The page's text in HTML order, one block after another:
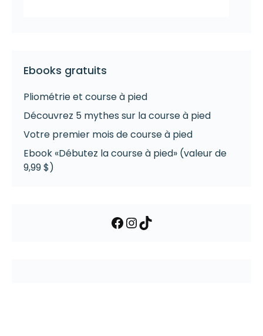
Ebooks gratuits
Pliométrie et course à pied
Découvrez 5 mythes sur la course à pied
Votre premier mois de course à pied
Ebook «Débutez la course à pied» (valeur de
9,99 $)
Facebook
Instagram
TikTok